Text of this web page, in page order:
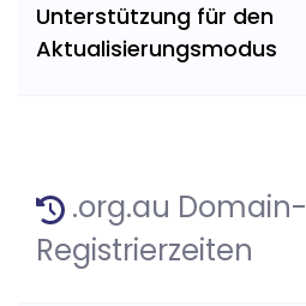
Unterstützung für den
Aktualisierungsmodus
.org.au Domain-
Registrierzeiten